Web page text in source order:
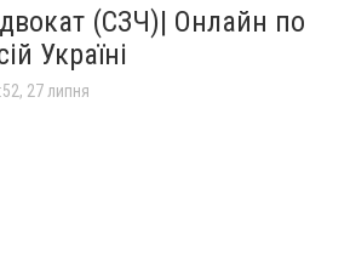
(СЗЧ)| Онлайн по
Україні
27 липня